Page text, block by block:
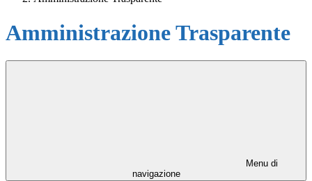
Amministrazione Trasparente
Menu di
navigazione